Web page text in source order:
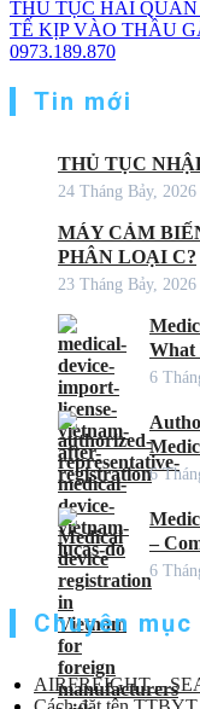
THỦ TỤC HẢI
TẾ KỊP VÀO THẦU
0973.189.870
Tin mới
THỦ TỤC
24 Tháng Bảy, 2026
MÁY CẢM
PHÂN LOẠI C?
23 Tháng Bảy, 2026
What
6
6
–
6
Chuyên mục
AIRFREIGHT –